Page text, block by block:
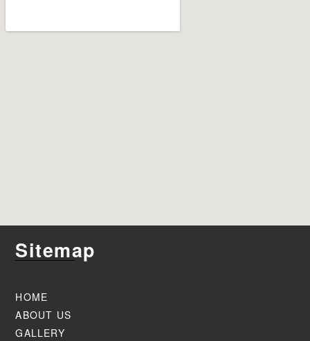
Sitemap
HOME
ABOUT US
GALLERY